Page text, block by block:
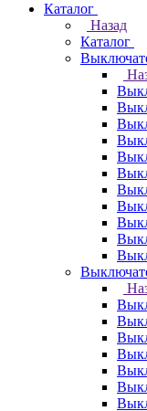
Каталог
Назад
Каталог